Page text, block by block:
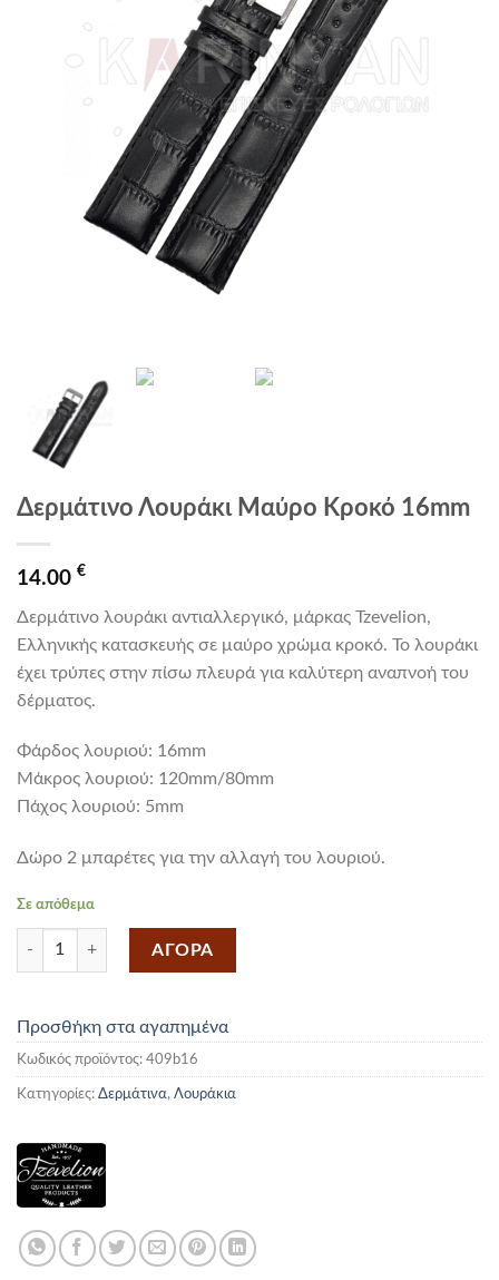
Δερμάτινο Λουράκι Μαύρο Κροκό 16mm
14.00 €
Δερμάτινο λουράκι αντιαλλεργικό, μάρκας Tzevelion,
Ελληνικής κατασκευής σε μαύρο χρώμα κροκό. Το λουράκι
έχει τρύπες στην πίσω πλευρά για καλύτερη αναπνοή του
δέρματος.
Φάρδος λουριού: 16mm
Mάκρος λουριού: 120mm/80mm
Πάχος λουριού: 5mm
Δώρο 2 μπαρέτες για την αλλαγή του λουριού.
Σε απόθεμα
Δερμάτινο Λουράκι Μαύρο Κροκό 16mm ποσότητα
ΑΓΟΡΑ
Προσθήκη στα αγαπημένα
Κωδικός προϊόντος: 409b16
Κατηγορίες: Δερμάτινα, Λουράκια